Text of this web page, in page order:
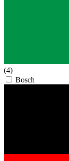
(4)
Bosch